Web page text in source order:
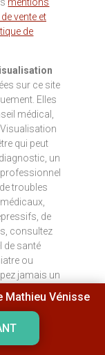
mentions
vente et
de
sur ce site
Elles
médical,
qui peut
un
troubles
de
consultez
de santé
ou
jamais un
de votre
Amplifiée
se faire
Mathieu Vénisse